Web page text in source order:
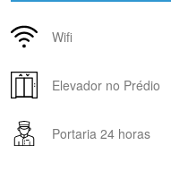
Wifi
Elevador no Prédio
Portaria 24 horas